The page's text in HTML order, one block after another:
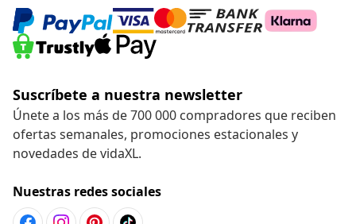
Suscríbete a nuestra newsletter
Únete a los más de 700 000 compradores que reciben
ofertas semanales, promociones estacionales y
novedades de vidaXL.
Nuestras redes sociales